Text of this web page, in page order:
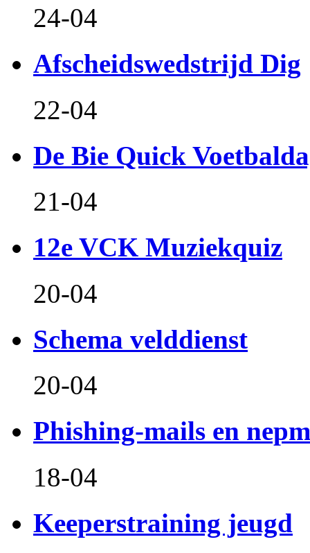
24-04
Afscheidswedstrijd Dig
22-04
De Bie Quick
21-04
12e VCK Muziekquiz
20-04
Schema velddienst
20-04
Phishing-mails en
18-04
Keeperstraining jeugd